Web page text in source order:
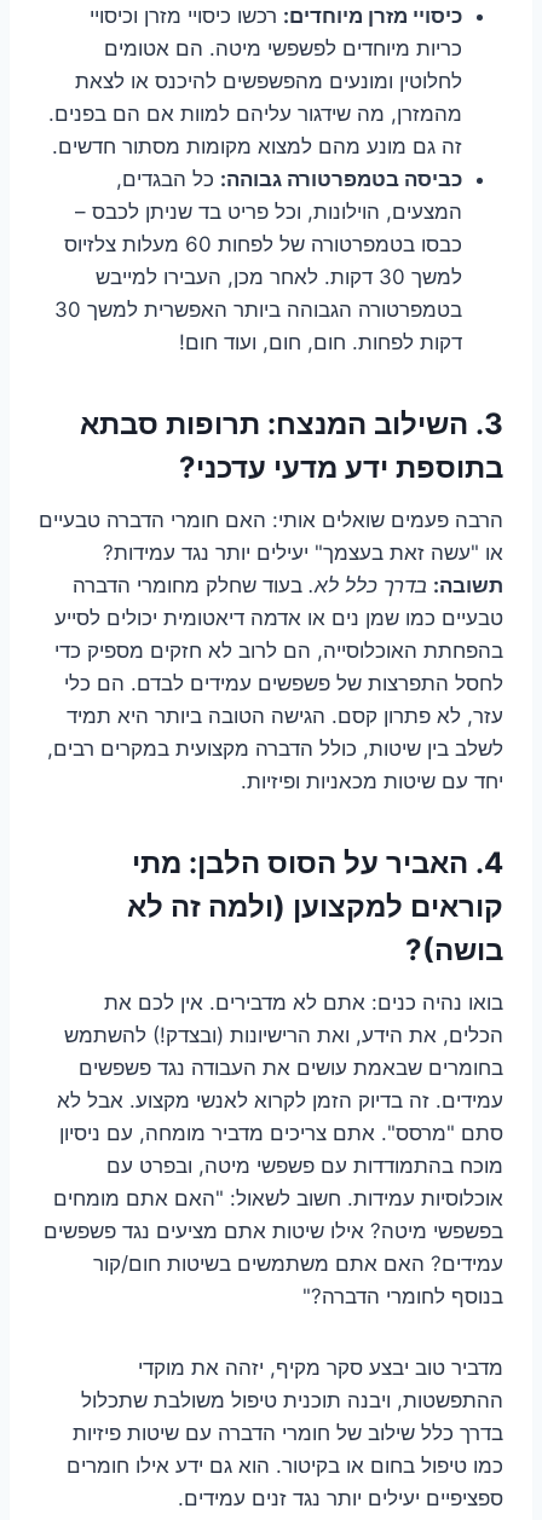
כיסויי מזרן מיוחדים: רכשו כיסויי מזרן וכיסויי
כריות מיוחדים לפשפשי מיטה. הם אטומים
לחלוטין ומונעים מהפשפשים להיכנס או לצאת
מהמזרן, מה שידגור עליהם למוות אם הם בפנים.
זה גם מונע מהם למצוא מקומות מסתור חדשים.
כביסה בטמפרטורה גבוהה: כל הבגדים,
המצעים, הוילונות, וכל פריט בד שניתן לכבס –
כבסו בטמפרטורה של לפחות 60 מעלות צלזיוס
למשך 30 דקות. לאחר מכן, העבירו למייבש
בטמפרטורה הגבוהה ביותר האפשרית למשך 30
דקות לפחות. חום, חום, ועוד חום!
3. השילוב המנצח: תרופות סבתא
בתוספת ידע מדעי עדכני?
הרבה פעמים שואלים אותי: האם חומרי הדברה טבעיים
או "עשה זאת בעצמך" יעילים יותר נגד עמידות?
תשובה: בדרך כלל לא. בעוד שחלק מחומרי הדברה
טבעיים כמו שמן נים או אדמה דיאטומית יכולים לסייע
בהפחתת האוכלוסייה, הם לרוב לא חזקים מספיק כדי
לחסל התפרצות של פשפשים עמידים לבדם. הם כלי
עזר, לא פתרון קסם. הגישה הטובה ביותר היא תמיד
לשלב בין שיטות, כולל הדברה מקצועית במקרים רבים,
יחד עם שיטות מכאניות ופיזיות.
4. האביר על הסוס הלבן: מתי
קוראים למקצוען (ולמה זה לא
בושה)?
בואו נהיה כנים: אתם לא מדבירים. אין לכם את
הכלים, את הידע, ואת הרישיונות (ובצדק!) להשתמש
בחומרים שבאמת עושים את העבודה נגד פשפשים
עמידים. זה בדיוק הזמן לקרוא לאנשי מקצוע. אבל לא
סתם "מרסס". אתם צריכים מדביר מומחה, עם ניסיון
מוכח בהתמודדות עם פשפשי מיטה, ובפרט עם
אוכלוסיות עמידות. חשוב לשאול: "האם אתם מומחים
בפשפשי מיטה? אילו שיטות אתם מציעים נגד פשפשים
עמידים? האם אתם משתמשים בשיטות חום/קור
בנוסף לחומרי הדברה?"
מדביר טוב יבצע סקר מקיף, יזהה את מוקדי
ההתפשטות, ויבנה תוכנית טיפול משולבת שתכלול
בדרך כלל שילוב של חומרי הדברה עם שיטות פיזיות
כמו טיפול בחום או בקיטור. הוא גם ידע אילו חומרים
ספציפיים יעילים יותר נגד זנים עמידים.